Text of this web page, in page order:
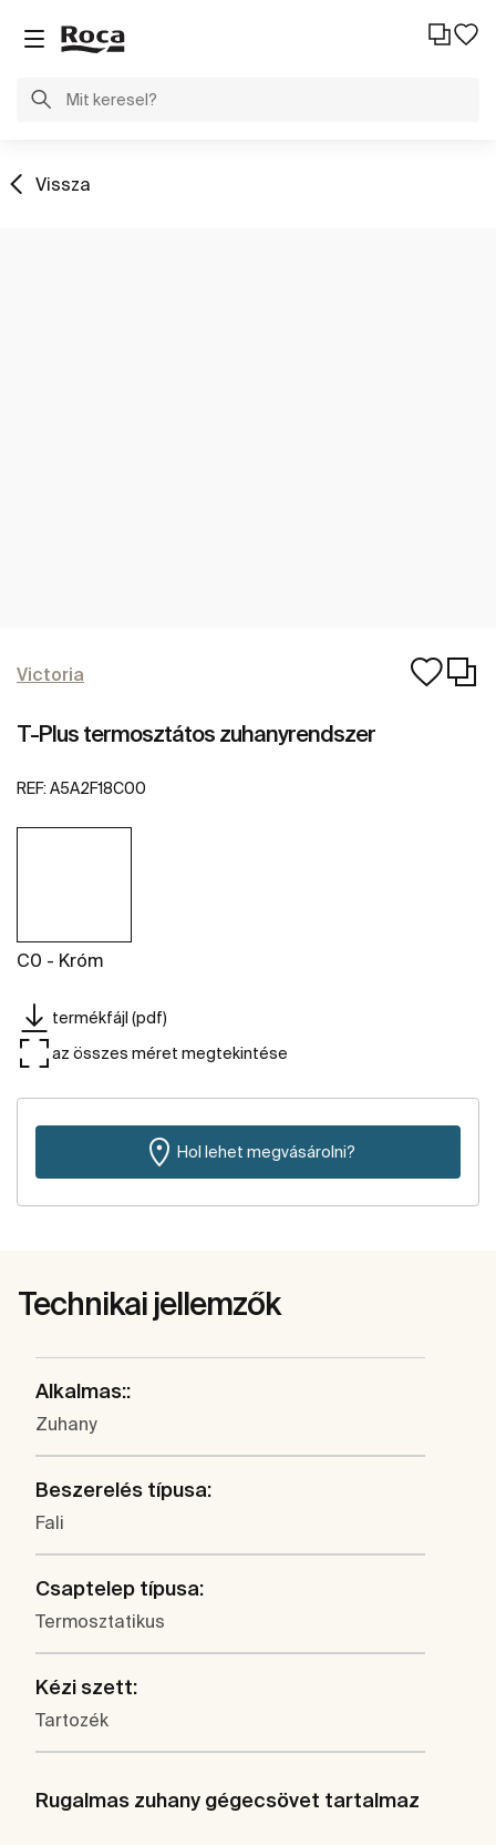
Vissza
Victoria
T-Plus termosztátos zuhanyrendszer
REF: A5A2F18C00
C0 - Króm
termékfájl (pdf)
az összes méret megtekintése
Hol lehet megvásárolni?
Technikai jellemzők
Alkalmas::
Zuhany
Beszerelés típusa:
Fali
Csaptelep típusa:
Termosztatikus
Kézi szett:
Tartozék
Rugalmas zuhany gégecsövet tartalmaz